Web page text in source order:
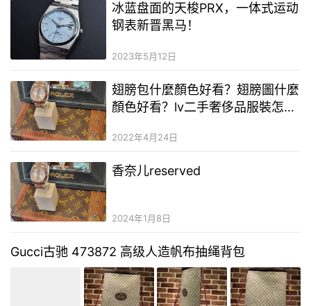
冰蓝盘面的天梭PRX，一体式运动
钢表新晋黑马！
2023年5月12日
翅膀包什麼顏色好看？翅膀圖什麼
顏色好看？lv二手奢侈品服裝怎麼
2022年4月24日
香奈儿reserved
2024年1月8日
Gucci古驰 473872 高级人造帆布抽绳背包